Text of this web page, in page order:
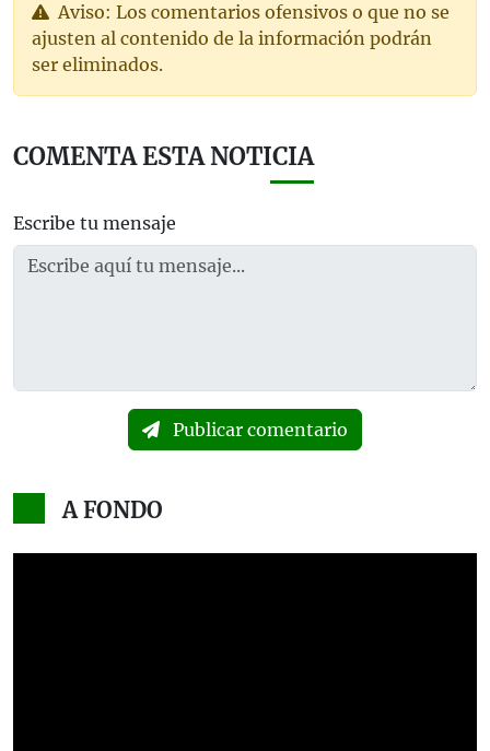
Aviso: Los comentarios ofensivos o que no se
ajusten al contenido de la información podrán
ser eliminados.
COMENTA ESTA NOTICIA
Escribe tu mensaje
Publicar comentario
A FONDO